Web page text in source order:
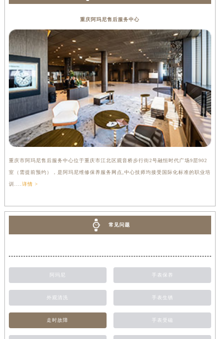
重庆阿玛尼售后服务中心
重庆市阿玛尼售后服务中心位于重庆市江北区观音桥步行街2号融恒时代广场9层902
室（需提前预约），是阿玛尼维修保养服务网点,中心技师均接受国际化标准的职业培
训.... 详情 >
常见问题
阿玛尼 手表保养
外观清洗 手表生锈
走时故障 手表受磁